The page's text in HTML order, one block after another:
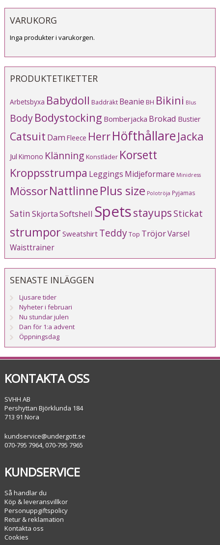
VARUKORG
Inga produkter i varukorgen.
PRODUKTETIKETTER
Arbetsbyxa Babydoll Baddräkt Beanie BH Bikini Blus
BodyBodystocking Bomberjacka Brokad Bustier
Catsuit Dam Fleece HerrHöfthållare Jacka
Jul Kimono Klänning Konstläder Korsett
Kroppsstrumpa Leggings Midjeformare Minidress
MössorNattlinnePlus size Polotröja Pyjamas
SatinSkjortaSoftshell Spetsstayups Stickat
strumporSweatshirt TeddyTop TröjorVarsel
Waisttrainer
SENASTE INLÄGGEN
Ljusare tider
Nyheter i februari
Nu stundar julen
Dan för 1:a advent
Öppningsdag
KONTAKTA OSS
SVHH AB
Pershyttan Björklunda 184
713 91 Nora
kundservice@undergott.se
070-795 7964, 070-795 7965
KUNDSERVICE
Så handlar du
Köp & leveransvillkor
Personuppgiftspolicy
Retur & reklamation
Kontakta oss
Cookies